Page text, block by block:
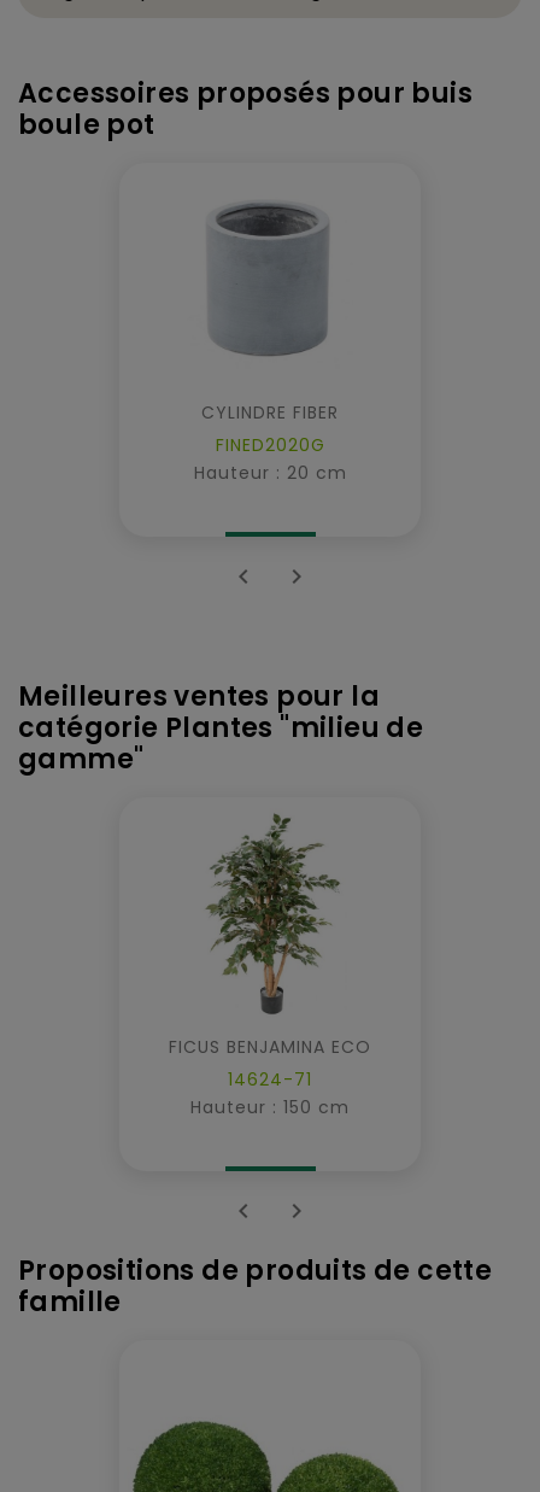
Accessoires proposés pour buis
boule pot
CYLINDRE FIBER
FINED2020G
Hauteur : 20 cm
 
Meilleures ventes pour la
catégorie Plantes "milieu de
gamme"
FICUS BENJAMINA ECO
14624-71
Hauteur : 150 cm
 
Propositions de produits de cette
famille